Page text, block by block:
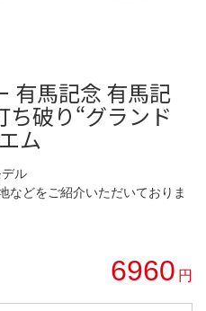
有馬記念 有馬記
破り“グランド
ム
ル
などをご紹介いただいておりま
6960 円